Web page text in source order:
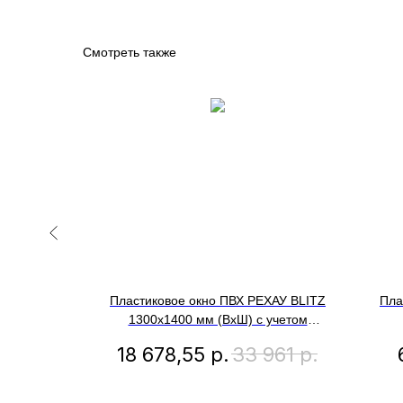
Смотреть также
Пластиковое окно ПВХ РЕХАУ BLITZ
1300х1400 мм (ВхШ) с учетом
двухстворчатое, глухое левое /
18 678,55 р.33 961 р.